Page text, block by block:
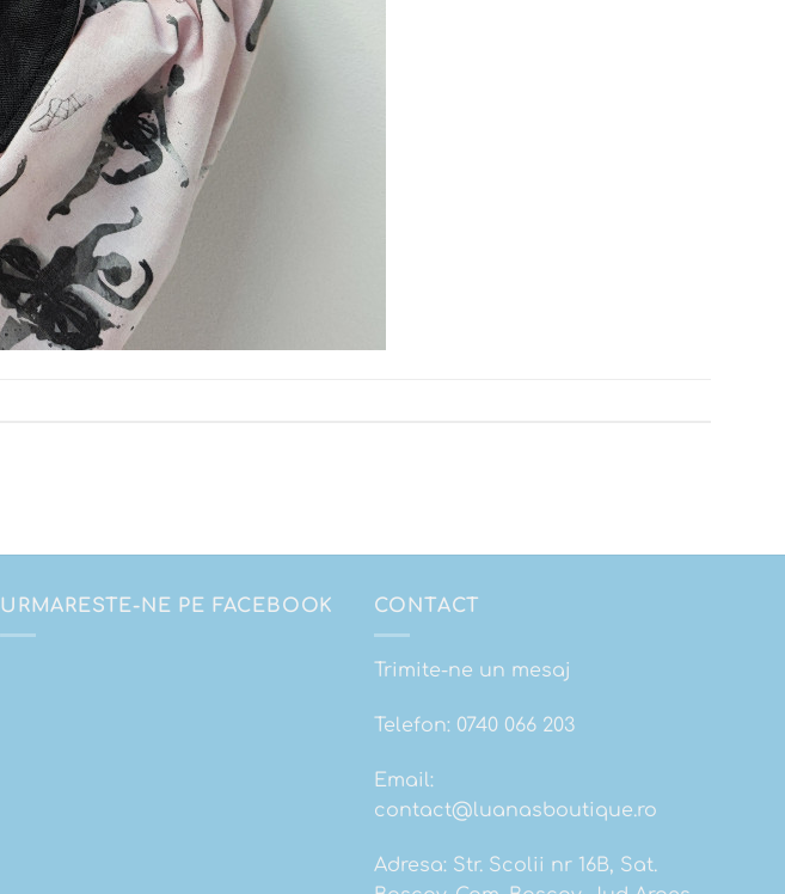
URMARESTE-NE PE FACEBOOK CONTACT
Trimite-ne un mesaj
Telefon: 0740 066 203
Email:
contact@luanasboutique.ro
Adresa: Str. Scolii nr 16B, Sat.